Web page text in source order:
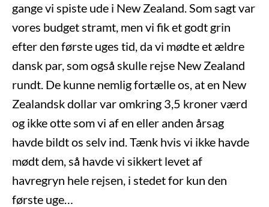
gange vi spiste ude i New Zealand. Som sagt var
vores budget stramt, men vi fik et godt grin
efter den første uges tid, da vi mødte et ældre
dansk par, som også skulle rejse New Zealand
rundt. De kunne nemlig fortælle os, at en New
Zealandsk dollar var omkring 3,5 kroner værd
og ikke otte som vi af en eller anden årsag
havde bildt os selv ind. Tænk hvis vi ikke havde
mødt dem, så havde vi sikkert levet af
havregryn hele rejsen, i stedet for kun den
første uge…